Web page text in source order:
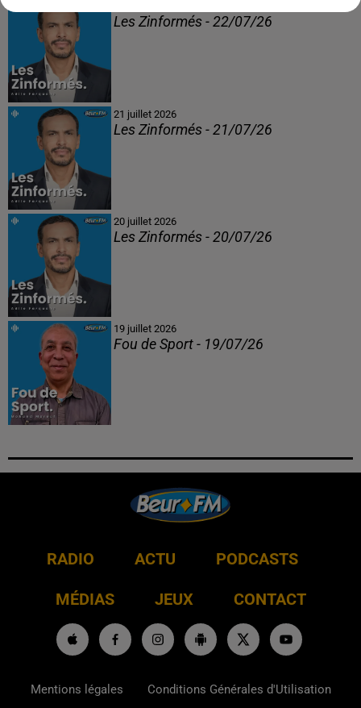
Les Zinformés - 22/07/26
21 juillet 2026
Les Zinformés - 21/07/26
20 juillet 2026
Les Zinformés - 20/07/26
19 juillet 2026
Fou de Sport - 19/07/26
RADIO ACTU PODCASTS
MÉDIAS JEUX CONTACT
Mentions légales Conditions Générales d'Utilisation